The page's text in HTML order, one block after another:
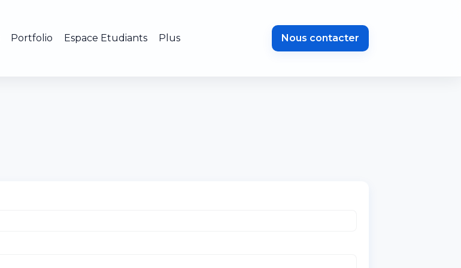
Portfolio Espace Etudiants Plus Nous contacter